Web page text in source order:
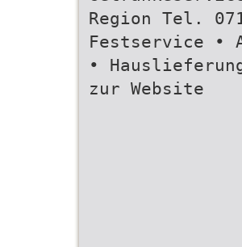
Region Tel.
Festservice •
•
zur Website